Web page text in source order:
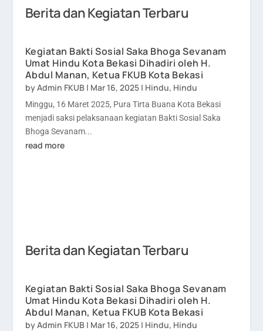
Berita dan Kegiatan Terbaru
Kegiatan Bakti Sosial Saka Bhoga Sevanam
Umat Hindu Kota Bekasi Dihadiri oleh H.
Abdul Manan, Ketua FKUB Kota Bekasi
byAdmin FKUB| Mar 16, 2025| Hindu, Hindu
Minggu, 16 Maret 2025, Pura Tirta Buana Kota Bekasi
menjadi saksi pelaksanaan kegiatan Bakti Sosial Saka
Bhoga Sevanam...
read more
Berita dan Kegiatan Terbaru
Kegiatan Bakti Sosial Saka Bhoga Sevanam
Umat Hindu Kota Bekasi Dihadiri oleh H.
Abdul Manan, Ketua FKUB Kota Bekasi
byAdmin FKUB| Mar 16, 2025| Hindu, Hindu